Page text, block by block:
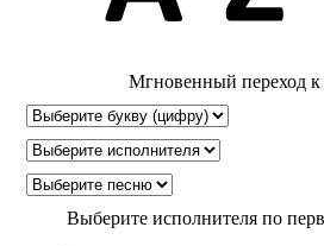
Мгновенный переход к
Выберите исполнителя по